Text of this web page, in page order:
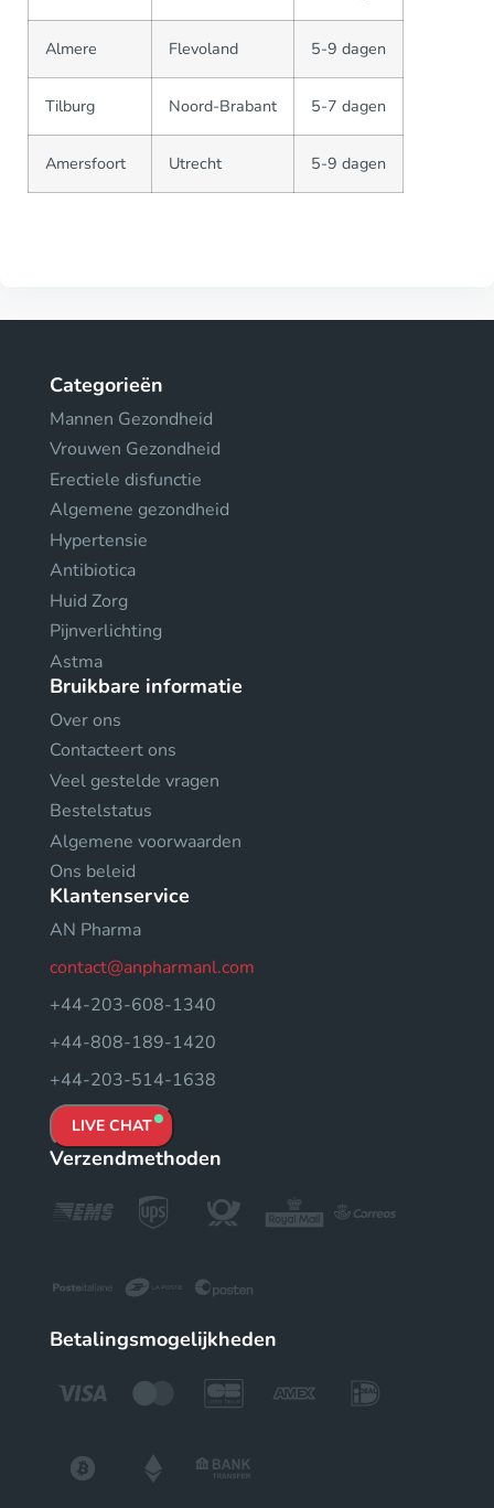
Almere Flevoland 5-9 dagen
Tilburg Noord-Brabant 5-7 dagen
Amersfoort Utrecht 5-9 dagen
Categorieën
Mannen Gezondheid
Vrouwen Gezondheid
Erectiele disfunctie
Algemene gezondheid
Hypertensie
Antibiotica
Huid Zorg
Pijnverlichting
Astma
Bruikbare informatie
Over ons
Contacteert ons
Veel gestelde vragen
Bestelstatus
Algemene voorwaarden
Ons beleid
Klantenservice
AN Pharma
contact@anpharmanl.com
+44-203-608-1340
+44-808-189-1420
+44-203-514-1638
LIVE CHAT
Verzendmethoden
Betalingsmogelijkheden